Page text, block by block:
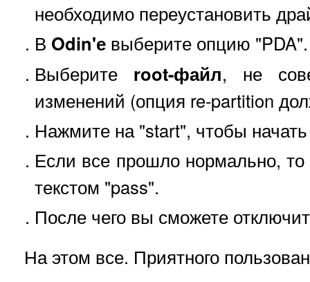
необходимо переустановить
В Odin'е выберите опцию "PDA".
Выберите
root-файл, не
изменений (опция re-partition
Нажмите на "start", чтобы
Если все прошло нормально, то
текстом "pass".
После чего вы сможете
На этом все. Приятного